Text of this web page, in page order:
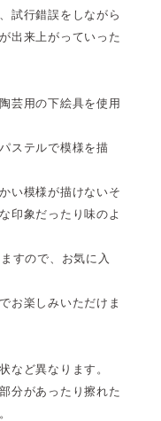
試行錯誤をしながら
出来上がっていった
芸用の下絵具を使用
ステルで模様を描
い模様が描けないそ
印象だったり味のよ
すので、お気に入
お楽しみいただけま
など異なります。
分があったり擦れた